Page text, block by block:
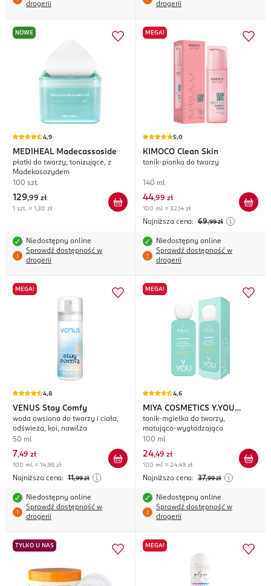
drogerii
drogerii
NOWE
4,9
MEDIHEAL Madecassoside
płatki do twarzy, tonizujące, z
Madekasozydem
100 szt.
129,99 zł
1 szt. = 1,30 zł
Niedostępny online
Sprawdź dostępność w
drogerii
MEGA!
5,0
KIMOCO Clean Skin
tonik-pianka do twarzy
140 ml
44,99 zł
100 ml = 32,14 zł
Najniższa cena: 69,99 zł
Niedostępny online
Sprawdź dostępność w
drogerii
MEGA!
4,8
VENUS Stay Comfy
woda owsiana do twarzy i ciała,
odświeża, koi, nawilża
50 ml
7,49 zł
100 ml = 14,98 zł
Najniższa cena: 11,99 zł
Niedostępny online
Sprawdź dostępność w
drogerii
MEGA!
4,6
MIYA COSMETICS Y.YOU
stay.matte
tonik-mgiełka do twarzy,
matująco-wygładzająca
100 ml
24,49 zł
100 ml = 24,49 zł
Najniższa cena: 37,99 zł
Niedostępny online
Sprawdź dostępność w
drogerii
TYLKO U NAS MEGA!